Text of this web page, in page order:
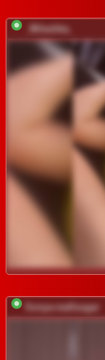
_Milashka_
Sonya-reallsugar